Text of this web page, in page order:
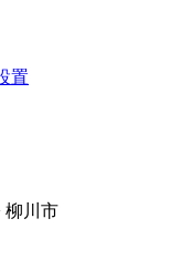
置
柳川市